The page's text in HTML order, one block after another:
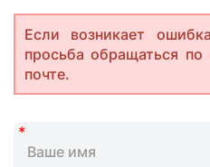
Если возникает
просьба обращаться
почте.